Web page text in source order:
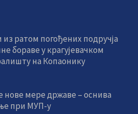
ратом погођених подручја
бораве у крагујевачком
на Копаонику
нове мере државе – оснива
при МУП-у